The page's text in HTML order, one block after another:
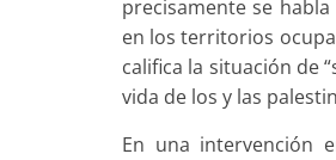
precisamente se
en los territorios
califica la situación de
vida de los y las
En una intervención